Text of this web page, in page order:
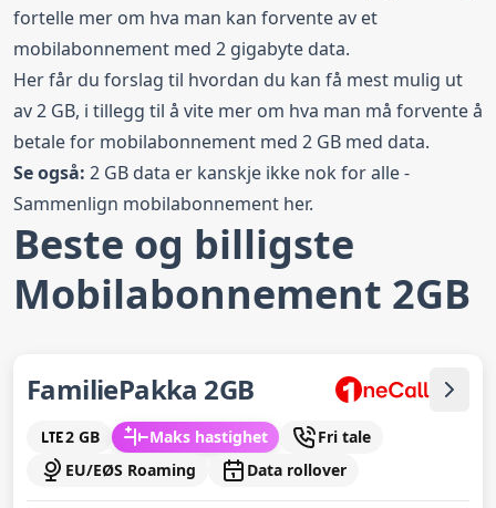
fortelle mer om hva man kan forvente av et
mobilabonnement med 2 gigabyte data.
Her får du forslag til hvordan du kan få mest mulig ut
av 2 GB, i tillegg til å vite mer om hva man må forvente å
betale for mobilabonnement med 2 GB med data.
Se også: 2 GB data er kanskje ikke nok for alle -
Sammenlign mobilabonnement her.
Beste og billigste
Mobilabonnement 2GB
FamiliePakka 2GB
2 GB Maks hastighet
Fri tale
EU/EØS Roaming
Data rollover